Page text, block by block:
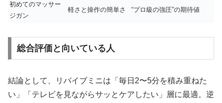
初めてのマッサー
ジガン
軽さと操作の簡単さ “プロ級の強圧”の期待値
総合評価と向いている人
結論として、リバイブミニは「毎日2〜5分を積み重ねた
い」「テレビを見ながらサッとケアしたい」層に最適。逆